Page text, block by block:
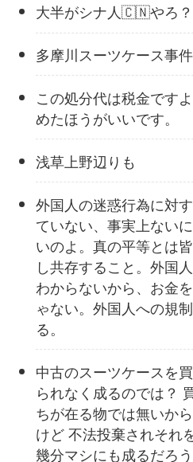
大半がシナ人🇨🇳やろ？
多摩川スーツケース事件
この処分代は税金です
めたほうがいいです。
浅草上野辺りも
外国人の迷惑行為に対
ていない、事実上ない
いのよ。真の平等とは
し共存すること。外国
わからないから、お金
ゃない。外国人への規
る。
中古のスーツケースを
られなく成るのでは？
ちが在る物では無いか
けど 不法投棄されそれ
幾分マシにも成るだろ